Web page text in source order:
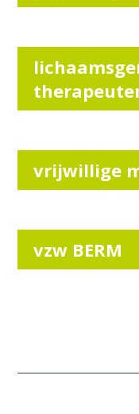
vrijwillige
vzw BERM